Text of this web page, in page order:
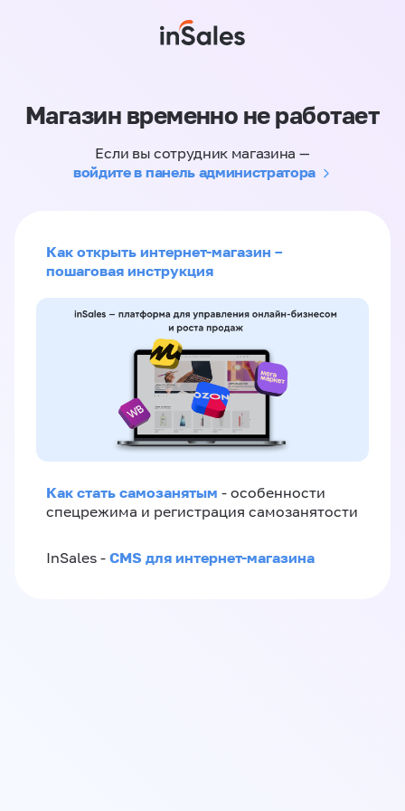
Магазин временно не работает
Если вы сотрудник магазина —
войдите в панель администратора
Как открыть интернет-магазин –
пошаговая инструкция
Как стать самозанятым - особенности
спецрежима и регистрация самозанятости
InSales - CMS для интернет-магазина